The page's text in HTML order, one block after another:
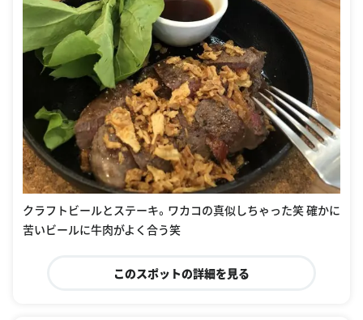
クラフトビールとステーキ。ワカコの真似しちゃった笑 確かに
苦いビールに牛肉がよく合う笑
このスポットの詳細を見る